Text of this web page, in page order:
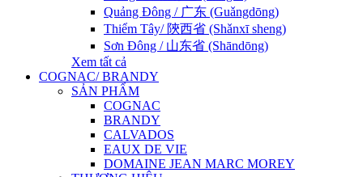
Quảng Đông / 广东 (Guǎngdōng)
Thiểm Tây/ 陝西省 (Shǎnxī sheng)
Sơn Đông / 山东省 (Shāndōng)
Xem tất cả
COGNAC/ BRANDY
SẢN PHẨM
COGNAC
BRANDY
CALVADOS
EAUX DE VIE
DOMAINE JEAN MARC MOREY